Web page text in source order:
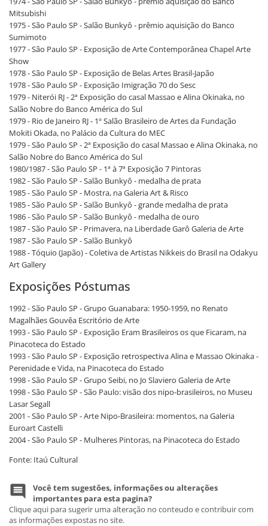
Mitsubishi
1975 - São Paulo SP - Salão Bunkyô - prêmio aquisição do Banco
Sumimoto
1977 - São Paulo SP - Exposição de Arte Contemporânea Chapel Arte
Show
1978 - São Paulo SP - Exposição de Belas Artes Brasil-Japão
1978 - São Paulo SP - Exposição Imigração 70 do Sesc
1979 - Niterói RJ - 2ª Exposição do casal Massao e Alina Okinaka, no
Salão Nobre do Banco América do Sul
1979 - Rio de Janeiro RJ - 1º Salão Brasileiro de Artes da Fundação
Mokiti Okada, no Palácio da Cultura do MEC
1979 - São Paulo SP - 2ª Exposição do casal Massao e Alina Okinaka, no
Salão Nobre do Banco América do Sul
1980/1987 - São Paulo SP - 1ª à 7ª Exposição 7 Pintoras
1982 - São Paulo SP - Salão Bunkyô - medalha de prata
1985 - São Paulo SP - Mostra, na Galeria Art & Risco
1985 - São Paulo SP - Salão Bunkyô - grande medalha de prata
1986 - São Paulo SP - Salão Bunkyô - medalha de ouro
1987 - São Paulo SP - Primavera, na Liberdade Garô Galeria de Arte
1987 - São Paulo SP - Salão Bunkyô
1988 - Tóquio (Japão) - Coletiva de Artistas Nikkeis do Brasil na Odakyu
Art Gallery
Exposições Póstumas
1992 - São Paulo SP - Grupo Guanabara: 1950-1959, no Renato
Magalhães Gouvêa Escritório de Arte
1993 - São Paulo SP - Exposição Eram Brasileiros os que Ficaram, na
Pinacoteca do Estado
1993 - São Paulo SP - Exposição retrospectiva Alina e Massao Okinaka -
Perenidade e Vida, na Pinacoteca do Estado
1998 - São Paulo SP - Grupo Seibi, no Jo Slaviero Galeria de Arte
1998 - São Paulo SP - São Paulo: visão dos nipo-brasileiros, no Museu
Lasar Segall
2001 - São Paulo SP - Arte Nipo-Brasileira: momentos, na Galeria
Euroart Castelli
2004 - São Paulo SP - Mulheres Pintoras, na Pinacoteca do Estado
Fonte: Itaú Cultural
Você tem sugestões, informações ou alterações
importantes para esta pagina?
Clique aqui para sugerir uma alteração no conteudo e contribuir com
as informações expostas no site.